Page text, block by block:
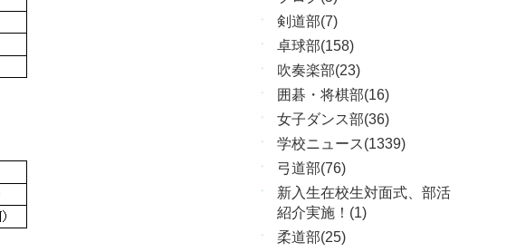
剣道部(7)
卓球部(158)
吹奏楽部(23)
囲碁・将棋部(16)
女子ダンス部(36)
学校ニュース(1339)
弓道部(76)
新入生在校生対面式、部活
紹介実施！(1)
柔道部(25)